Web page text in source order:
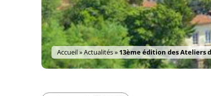
Accueil»Actualités» 13ème édition des Ateliers